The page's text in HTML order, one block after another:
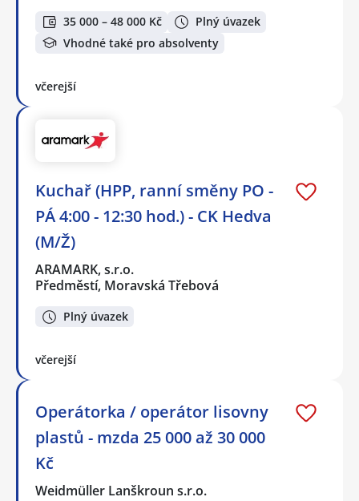
35 000 – 48 000 Kč
Plný úvazek
Vhodné také pro absolventy
včerejší
Kuchař (HPP, ranní směny PO -
PÁ 4:00 - 12:30 hod.) - CK Hedva
(M/Ž)
ARAMARK, s.r.o.
Předměstí, Moravská Třebová
Plný úvazek
včerejší
Operátorka / operátor lisovny
plastů - mzda 25 000 až 30 000
Kč
Weidmüller Lanškroun s.r.o.